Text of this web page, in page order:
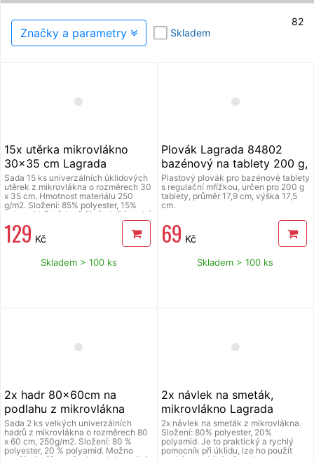
82
Značky a parametry Skladem
15x utěrka mikrovlákno
30x35 cm Lagrada
multifunkční UM04
Sada 15 ks univerzálních úklidových
utěrek z mikrovlákna o rozměrech 30
x 35 cm. Hmotnost materiálu 250
g/m2. Složení: 85% polyester, 15%
polyamid. Perfektně čistí a leští suché
i mokré povrchy i bez použití
saponátů. Výborně sají a nepouští
vlákna. Jedná se o tzv. švédské
péči o všechny povrchy, dají se prát a
opravdu dlouho vydrží. Švédské
129 Kč
Skladem > 100 ks
Plovák Lagrada 84802
bazénový na tablety 200 g,
dávkovač
Plastový plovák pro bazénové tablety
s regulační mřížkou, určen pro 200 g
tablety, průměr 17,9 cm, výška 17,5
cm.
69 Kč
Skladem > 100 ks
2x hadr 80x60cm na
podlahu z mikrovlákna
Lagrada
Sada 2 ks velkých univerzálních
hadrů z mikrovlákna o rozměrech 80
x 60 cm, 250g/m2. Složení: 80 %
polyester, 20 % polyamid. Možno
použít téměř na všechno. Jako velký
2x návlek na smeták,
mikrovlákno Lagrada
2x návlek na smeták z mikrovlákna.
Složení: 80% polyester, 20%
polyamid. Je to praktický a rychlý
pomocník při úklidu, lze ho použít
suchý na otírání stěn od prachu a